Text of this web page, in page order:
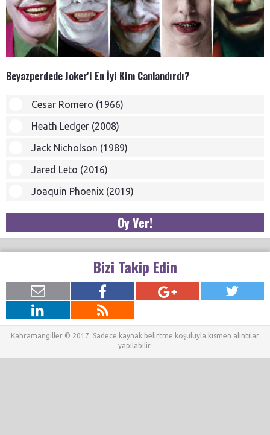
Beyazperdede Joker'i En İyi Kim Canlandırdı?
Cesar Romero (1966)
Heath Ledger (2008)
Jack Nicholson (1989)
Jared Leto (2016)
Joaquin Phoenix (2019)
Oy Ver!
Bizi Takip Edin
Kahramangiller © 2017. Sadece kaynak belirtme koşuluyla kısmen alıntılar
yapılabilir.